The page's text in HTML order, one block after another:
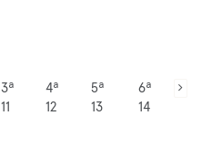
3ª
11
4ª
12
5ª
13
6ª
14